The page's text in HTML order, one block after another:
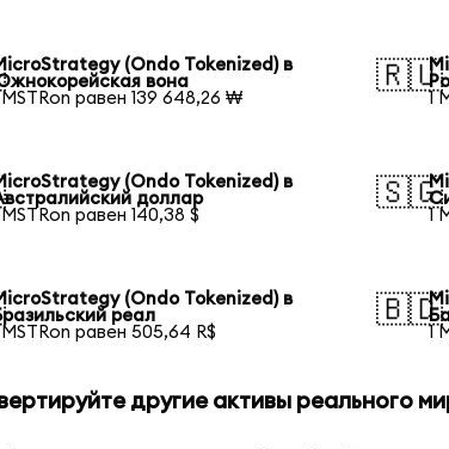
(Ondo Tokenized) в
вона
MSTRon равен 139 648,26 ₩
🇷🇺
1
(Ondo Tokenized) в
доллар
MSTRon равен 140,38 $
🇸🇬
1
(Ondo Tokenized) в
реал
MSTRon равен 505,64 R$
🇧🇩
1
другие активы реального